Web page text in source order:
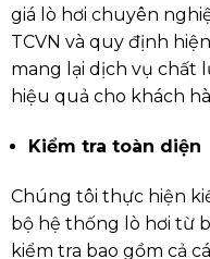
giá lò hơi chuyên
TCVN và quy định
mang lại dịch vụ chất
hiệu quả cho khách
Kiểm tra toàn diện
Chúng tôi thực hiện
bộ hệ thống lò hơi từ
kiểm tra bao gồm cả